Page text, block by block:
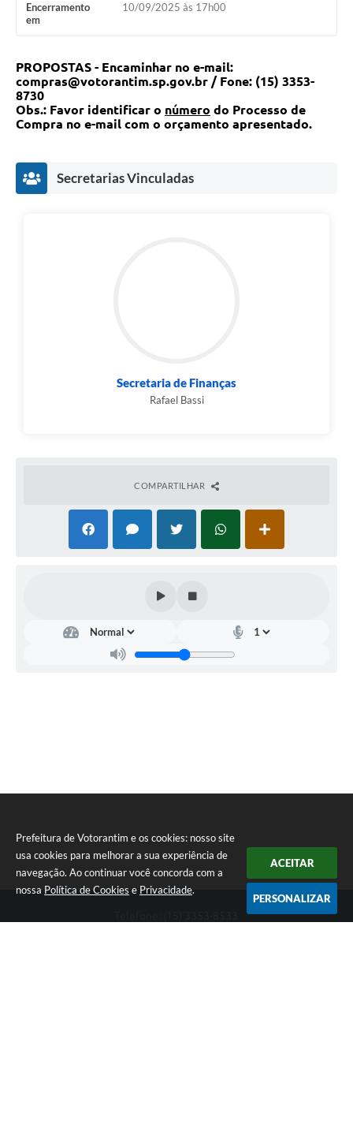
Prefeitura de Votorantim e os cookies: nosso site
usa cookies para melhorar a sua experiência de
navegação. Ao continuar você concorda com a
nossa Política de Cookies e Privacidade.
ACEITAR
PERSONALIZAR
Lei de Acesso à Informação
Legislação
IPTU Selo Verde
Contato
Encerramento
em
10/09/2025 às 17h00
PROPOSTAS - Encaminhar no e-mail:
compras@votorantim.sp.gov.br / Fone: (15) 3353-
8730
Obs.: Favor identificar o número do Processo de
Compra no e-mail com o orçamento apresentado.
Secretarias Vinculadas
Secretaria de Finanças
Rafael Bassi
COMPARTILHAR